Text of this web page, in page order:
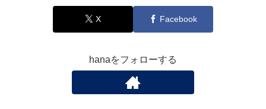
X Facebook
hanaをフォローする